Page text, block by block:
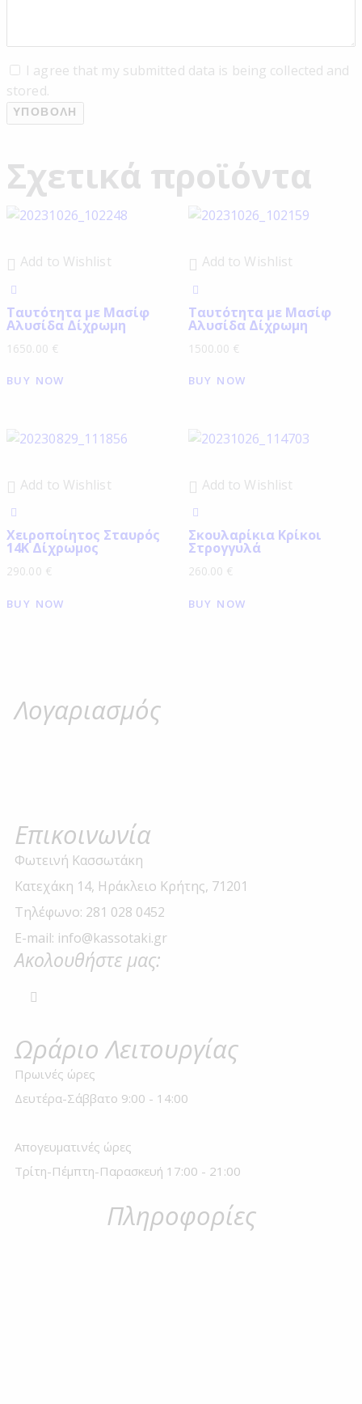
I agree that my submitted data is being collected and
stored.
Σχετικά προϊόντα
Add to Wishlist
Ταυτότητα με Μασίφ
Αλυσίδα Δίχρωμη
1650.00 €
BUY NOW
Add to Wishlist
Ταυτότητα με Μασίφ
Αλυσίδα Δίχρωμη
1500.00 €
BUY NOW
Add to Wishlist
Χειροποίητος Σταυρός
14Κ Δίχρωμος
290.00 €
BUY NOW
Add to Wishlist
Σκουλαρίκια Κρίκοι
Στρογγυλά
260.00 €
BUY NOW
Λογαριασμός
Επικοινωνία
Φωτεινή Κασσωτάκη
Κατεχάκη 14, Ηράκλειο Κρήτης, 71201
Τηλέφωνο: 281 028 0452
E-mail: info@kassotaki.gr
Ακολουθήστε μας:
Ωράριο Λειτουργίας
Πρωινές ώρες
Δευτέρα-Σάββατο 9:00 - 14:00
Απογευματινές ώρες
Τρίτη-Πέμπτη-Παρασκευή 17:00 - 21:00
Πληροφορίες